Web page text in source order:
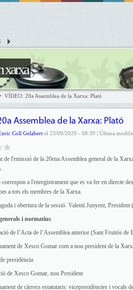
xarxa
VÍDEO: 20a Assemblea de la Xarxa: Plató
Assemblea de la Xarxa: Plató
Coll Gelabert el 23/09/2020 - 08:39 | Última
de l'emissió de la 20ena Assemblea general de la
a l'enregistrament que es va fer en directe
a tots els membres de la Xarxa.
i obertura de la sessió. Valentí Junyent,
i normatius
de l’Acta de l’Assemblea anterior (Sant Fruitós de
de Xesco Gomar com a nou president de la
presidència
de Xesco Gomar, nou President
de càrrecs estatutaris: vicepresidències i vocals